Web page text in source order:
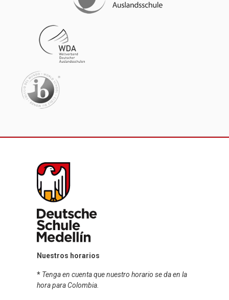
Nuestros horarios
* Tenga en cuenta que nuestro horario se da en la
hora para Colombia.